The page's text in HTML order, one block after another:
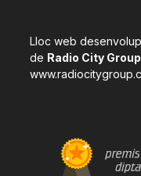
Lloc web
de Radio City Group